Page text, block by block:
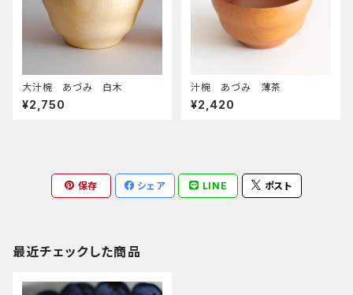
大汁椀 あづみ 白木
¥2,750
汁椀 あづみ 薄茶
¥2,420
保存 シェア LINE ポスト
最近チェックした商品